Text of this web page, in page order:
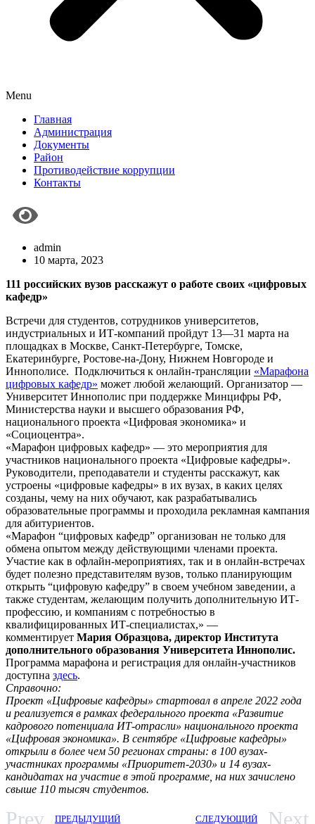
Menu
Главная
Администрация
Документы
Район
Противодействие коррупции
Контакты
admin
10 марта, 2023
111 российских вузов расскажут о работе своих «цифровых
кафедр»
Встречи для студентов, сотрудников университетов,
индустриальных и ИТ-компаний пройдут 13—31 марта на
площадках в Москве, Санкт-Петербурге, Томске,
Екатеринбурге, Ростове-на-Дону, Нижнем Новгороде и
Иннополисе. Подключиться к онлайн-трансляции «Марафона
цифровых кафедр» может любой желающий. Организатор —
Университет Иннополис при поддержке Минцифры РФ,
Министерства науки и высшего образования РФ,
национального проекта «Цифровая экономика» и
«Социоцентра».
«Марафон цифровых кафедр» — это мероприятия для
участников национального проекта «Цифровые кафедры».
Руководители, преподаватели и студенты расскажут, как
устроены «цифровые кафедры» в их вузах, в каких целях
созданы, чему на них обучают, как разрабатывались
образовательные программы и проходила рекламная кампания
для абитуриентов.
«Марафон “цифровых кафедр” организован не только для
обмена опытом между действующими членами проекта.
Участие как в офлайн-мероприятиях, так и в онлайн-встречах
будет полезно представителям вузов, только планирующим
открыть “цифровую кафедру” в своем учебном заведении, а
также студентам, желающим получить дополнительную ИТ-
профессию, и компаниям с потребностью в
квалифицированных ИТ-специалистах,» —
комментирует Мария Образцова, директор Института
дополнительного образования Университета Иннополис.
Программа марафона и регистрация для онлайн-участников
доступна здесь.
Справочно:
Проект «Цифровые кафедры» стартовал в апреле 2022 года
и реализуется в рамках федерального проекта «Развитие
кадрового потенциала ИТ-отрасли» национального проекта
«Цифровая экономика». В сентябре «Цифровые кафедры»
открыли в более чем 50 регионах страны: в 100 вузах-
участниках программы «Приоритет-2030» и 14 вузах-
кандидатах на участие в этой программе, на них зачислено
свыше 110 тысяч студентов.
Prev ПРЕДЫДУЩИЙ СЛЕДУЮЩИЙ Next